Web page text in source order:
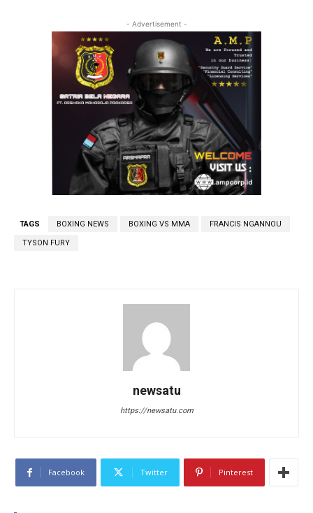
- Advertisement -
TAGS BOXING NEWS BOXING VS MMA FRANCIS NGANNOU
TYSON FURY
newsatu
https://newsatu.com
Facebook Twitter Pinterest